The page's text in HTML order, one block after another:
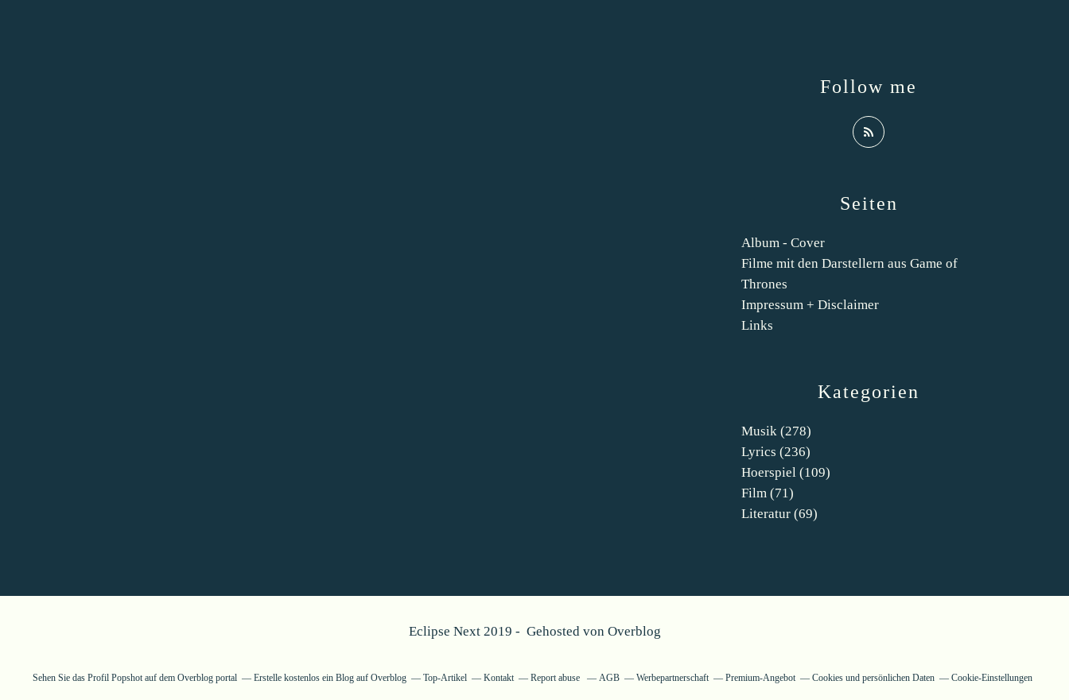
Kategorien
Musik (278)
Lyrics (236)
Hoerspiel (109)
Film (71)
Literatur (69)
Seiten
Album - Cover
Filme mit den Darstellern aus Game of
Thrones
Impressum + Disclaimer
Links
Follow me
Eclipse Next 2019 - Gehosted von Overblog
Sehen Sie das Profil Popshotauf dem Overblog portal Erstelle kostenlos ein Blog auf Overblog Top-Artikel Kontakt Report abuse AGB Werbepartnerschaft Premium-Angebot Cookies und persönlichen Daten Cookie-Einstellungen